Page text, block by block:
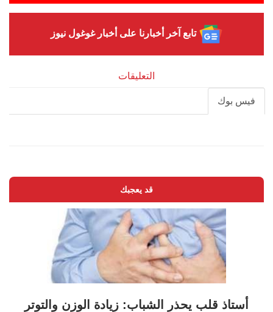
تابع آخر أخبارنا على أخبار غوغول نيوز
التعليقات
فيس بوك
قد يعجبك
أستاذ قلب يحذر الشباب: زيادة الوزن والتوتر